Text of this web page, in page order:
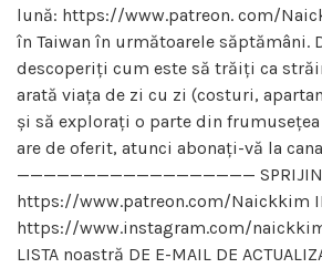
lună: https://www.patreon. com/
în Taiwan în următoarele săptămâni.
descoperiți cum este să trăiți ca
arată viața de zi cu zi (costuri,
și să explorați o parte din frumusețea
are de oferit, atunci abonați-vă la
—————————————————— SPRIJINĂ-
https://www.patreon.com/Naickkim
https://www.instagram.com/
LISTA noastră DE E-MAIL DE